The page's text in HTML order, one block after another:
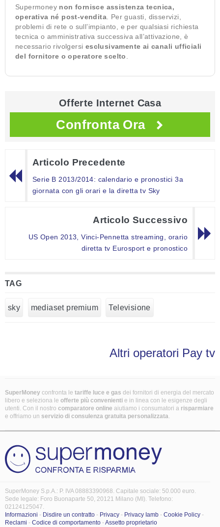
Supermoney non fornisce assistenza tecnica,
operativa né post-vendita . Per guasti, disservizi,
problemi di rete o sull’impianto, e per qualsiasi richiesta
tecnica o amministrativa successiva all’attivazione, è
necessario rivolgersi esclusivamente ai canali ufficiali
del fornitore o operatore scelto
Offerte Internet Casa
Confronta Ora
Articolo Precedente
Serie B 2013/2014: calendario e pronostici 3a
giornata con gli orari e la diretta tv Sky
Articolo Successivo
US Open 2013, Vinci-Pennetta streaming, orario
diretta tv Eurosport e pronostico
TAG
sky mediaset premium Televisione
Altri operatori Pay tv
SuperMoney confronta le tariffe luce e gas dei fornitori di energia del mercato
libero e seleziona le offerte più convenienti e in linea con le esigenze degli
utenti. Con il nostro comparatore online aiutiamo i consumatori a risparmiare
e offriamo un servizio di consulenza gratuita personalizzata.
SuperMoney S.p.A.: P. IVA 08883390968. Capitale sociale: 50.000 euro.
Sede legale: Foro Buonaparte 50, 20121 Milano (MI). Telefono:
02124125047.
Informazioni - Disdire un contratto - Privacy - Privacy Iamb - Cookie Policy -
Reclami - Codice di comportamento -Assetto proprietario